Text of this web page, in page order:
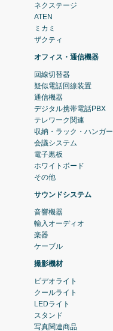
ネクステージ
ATEN
ミカミ
ザクティ
オフィス・通信機器
回線切替器
疑似電話回線装置
通信機器
デジタル携帯電話PBX
テレワーク関連
収納・ラック・ハンガー
会議システム
電子黒板
ホワイトボード
その他
サウンドシステム
音響機器
輸入オーディオ
楽器
ケーブル
撮影機材
ビデオライト
クールライト
LEDライト
スタンド
写真関連商品